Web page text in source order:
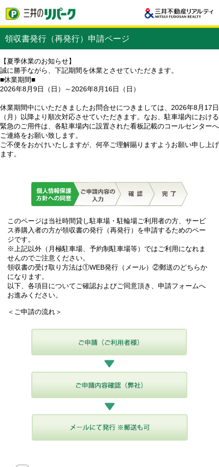
領収書発行（再発行）申請ページ
【夏季休業のお知らせ】
誠に勝手ながら、下記期間を休業とさせていただきます。
■休業期間■
2026年8月9日（日）～2026年8月16日（日）
休業期間中にいただきましたお問合せにつきましては、2026年8月17日
（月）以降より順次対応させていただきます。なお、駐車場内における
緊急のご用件は、各駐車場内に設置された看板記載のコールセンターへ
ご連絡をお願い致します。
ご不便をおかけいたしますが、何卒ご理解賜りますようお願い申し上げ
ます。
このページは当社時間貸し駐車場・駐輪場ご利用者の方、サービ
ス券購入者の方が領収書の発行（再発行）を申請するためのペー
ジです。
※上記以外（月極駐車場、予約制駐車場等）ではご利用になれま
せんのでご注意ください。
領収書の受け取り方法は①WEB発行（メール）②郵送のどちらか
になります。
以下、各項目についてご確認およびご同意頂き、申請フォームへ
お進みください。
＜ご申請の流れ＞